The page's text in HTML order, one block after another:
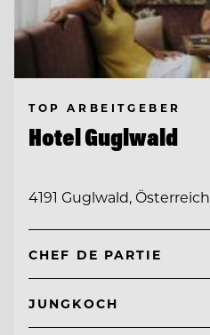
TOP ARBEITGEBER
Hotel Guglwald
4191 Guglwald, Österreich
CHEF DE PARTIE
JUNGKOCH